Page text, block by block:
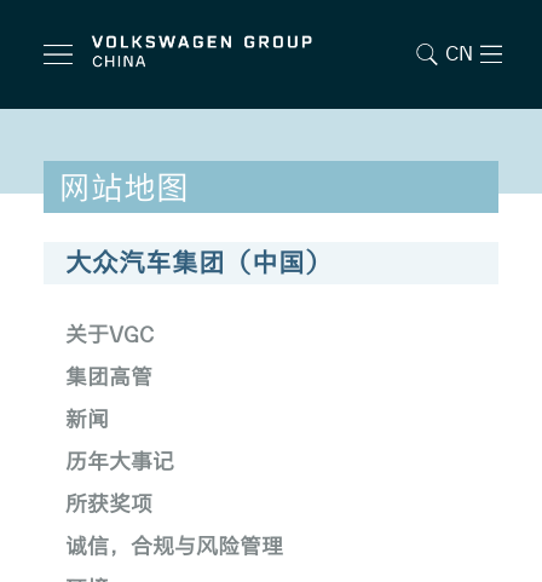
CN
网站地图
大众汽车集团（中国）
关于VGC
集团高管
新闻
历年大事记
所获奖项
诚信，合规与风险管理